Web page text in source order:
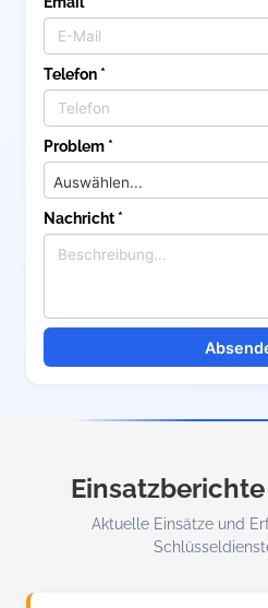
Telefon *
Problem *
Nachricht *
Aktuelle Einsätze und